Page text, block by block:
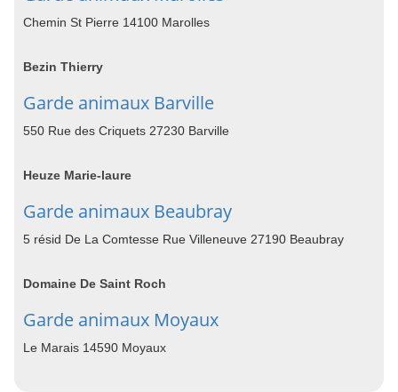
Chemin St Pierre 14100 Marolles
Bezin Thierry
Garde animaux Barville
550 Rue des Criquets 27230 Barville
Heuze Marie-laure
Garde animaux Beaubray
5 résid De La Comtesse Rue Villeneuve 27190 Beaubray
Domaine De Saint Roch
Garde animaux Moyaux
Le Marais 14590 Moyaux